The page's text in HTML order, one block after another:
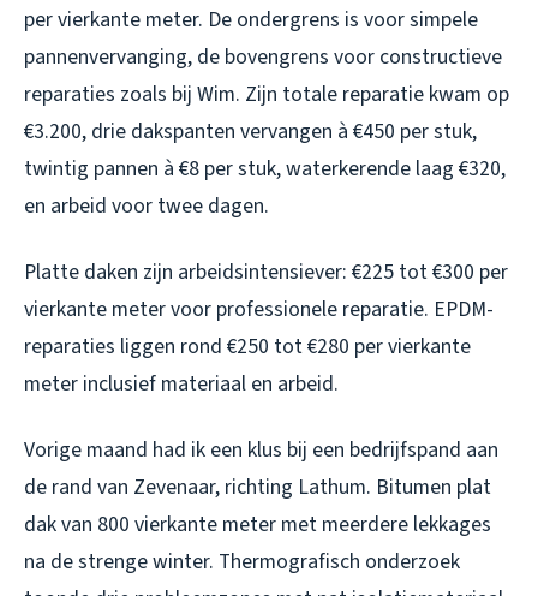
per vierkante meter. De ondergrens is voor simpele
pannenvervanging, de bovengrens voor constructieve
reparaties zoals bij Wim. Zijn totale reparatie kwam op
€3.200, drie dakspanten vervangen à €450 per stuk,
twintig pannen à €8 per stuk, waterkerende laag €320,
en arbeid voor twee dagen.
Platte daken zijn arbeidsintensiever: €225 tot €300 per
vierkante meter voor professionele reparatie. EPDM-
reparaties liggen rond €250 tot €280 per vierkante
meter inclusief materiaal en arbeid.
Vorige maand had ik een klus bij een bedrijfspand aan
de rand van Zevenaar, richting Lathum. Bitumen plat
dak van 800 vierkante meter met meerdere lekkages
na de strenge winter. Thermografisch onderzoek